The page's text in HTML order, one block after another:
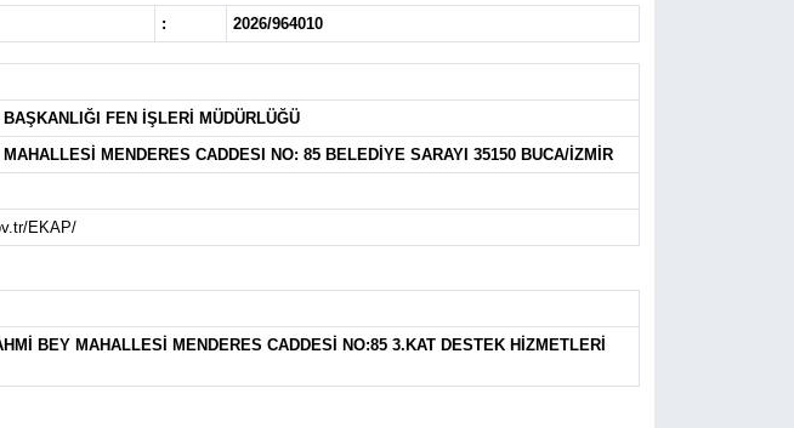
: 2026/964010
FEN İŞLERİ MÜDÜRLÜĞÜ
MENDERES CADDESI NO: 85 BELEDİYE SARAYI 35150 BUCA/İZMİR
EKAP/
BEY MAHALLESİ MENDERES CADDESİ NO:85 3.KAT DESTEK HİZMETLERİ